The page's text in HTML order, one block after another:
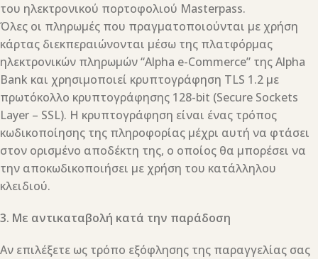
του ηλεκτρονικού πορτοφολιού Masterpass.
Όλες οι πληρωμές που πραγματοποιούνται με χρήση
κάρτας διεκπεραιώνονται μέσω της πλατφόρμας
ηλεκτρονικών πληρωμών “Alpha e-Commerce” της Alpha
Bank και χρησιμοποιεί κρυπτογράφηση TLS 1.2 με
πρωτόκολλο κρυπτογράφησης 128-bit (Secure Sockets
Layer – SSL). Η κρυπτογράφηση είναι ένας τρόπος
κωδικοποίησης της πληροφορίας μέχρι αυτή να φτάσει
στον ορισμένο αποδέκτη της, ο οποίος θα μπορέσει να
την αποκωδικοποιήσει με χρήση του κατάλληλου
κλειδιού.
3. Με αντικαταβολή κατά την παράδοση
Αν επιλέξετε ως τρόπο εξόφλησης της παραγγελίας σας